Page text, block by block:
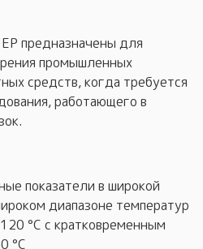
предназначены для
промышленных
средств, когда требуется
работающего в
показатели в широкой
диапазоне температур
°C с кратковременным
°C